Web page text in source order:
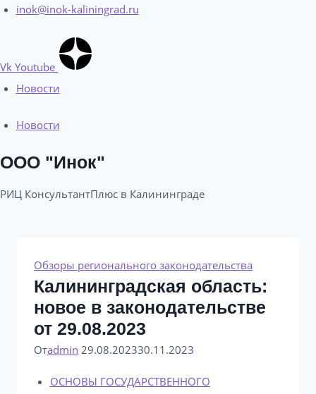
inok@inok-kaliningrad.ru
Vk Youtube
Новости
Новости
ООО "Инок"
РИЦ КонсультантПлюс в Калининграде​
Обзоры регионального законодательства
Калининградская область:
новое в законодательстве
от 29.08.2023
Отadmin 29.08.202330.11.2023
ОСНОВЫ ГОСУДАРСТВЕННОГО